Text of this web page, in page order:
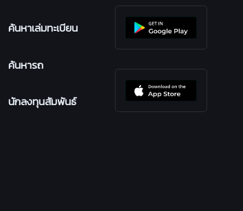
ค้นหาเล่มทะเบียน
ค้นหารถ
นักลงทุนสัมพันธ์